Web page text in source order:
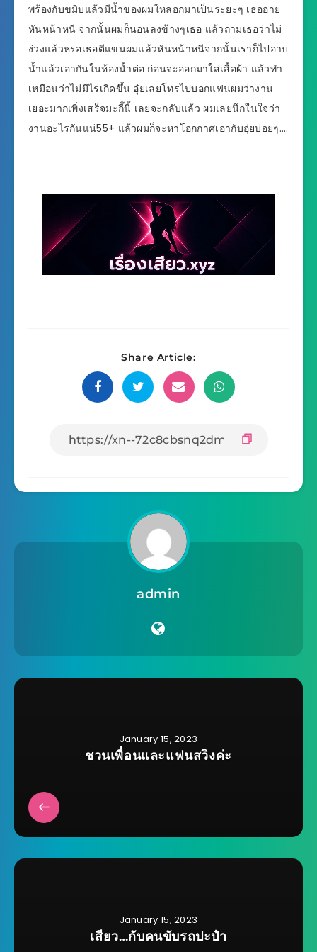
พร้องกับขมิบแล้วมีน้ำของผมใหลอกมาเป็นระยะๆ เธออาย
หันหน้าหนี จากนั้นผมก็นอนลงข้างๆเธอ แล้วถามเธอว่าไม่
ง่วงแล้วหรอเธอตีแขนผมแล้วหันหน้าหนีจากนั้นเราก็ไปอาบ
น้ำแล้วเอากันในห้องน้ำต่อ ก่อนจะออกมาใส่เสื้อผ้า แล้วทำ
เหมือนว่าไม่มีไรเกิดขึ้น อุ๋ยเลยโทรไปบอกแฟนผมว่างาน
เยอะมากเพิ่งเสร็จมะกี๊นี้ เลยจะกลับแล้ว ผมเลยนึกในใจว่า
งานอะไรกันแน่55+ แล้วผมก็จะหาโอกกาศเอากับอุ๋ยบ่อยๆ….
Share Article:
admin
January 15, 2023
ชวนเพื่อนและแฟนสวิงค่ะ
January 15, 2023
เสียว…กับคนขับรถปะป๋า